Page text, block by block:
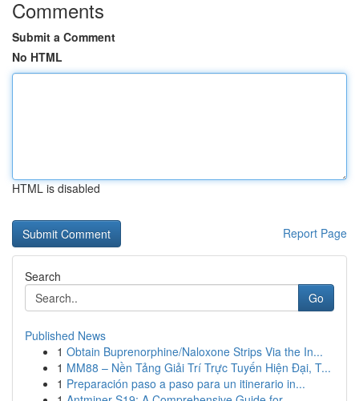
Comments
Submit a Comment
No HTML
HTML is disabled
Report Page
Search
Go
Published News
1 Obtain Buprenorphine/Naloxone Strips Via the In...
1 MM88 – Nền Tảng Giải Trí Trực Tuyến Hiện Đại, T...
1 Preparación paso a paso para un itinerario in...